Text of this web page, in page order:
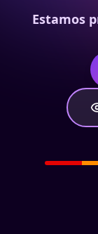
Estamos